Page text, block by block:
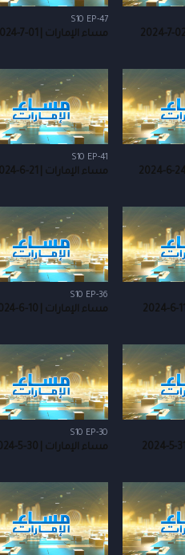
S10 EP-47
مساء الإمارات | 01-7-2024
S10 EP-41
مساء الإمارات | 21-6-2024
S10 EP-36
مساء الإمارات | 10-6-2024
S10 EP-30
مساء الإمارات | 30-5-2024